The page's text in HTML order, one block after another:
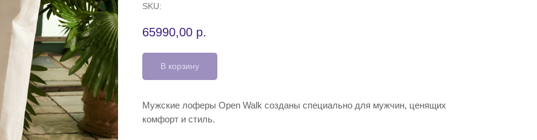
SKU:
65990,00 р.
В корзину
Мужские лоферы Open Walk созданы специально для мужчин, ценящих
комфорт и стиль.